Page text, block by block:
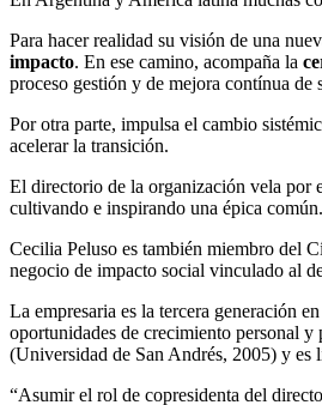
Para hacer realidad su visión de una
impacto. En ese camino, acompaña la
proceso gestión y de mejora contínua de
Por otra parte, impulsa el cambio
acelerar la transición.
El directorio de la organización vela por
cultivando e inspirando una épica común.
Cecilia Peluso es también miembro del
negocio de impacto social vinculado al
La empresaria es la tercera generación
oportunidades de crecimiento personal
(Universidad de San Andrés, 2005) y es
“Asumir el rol de copresidenta del